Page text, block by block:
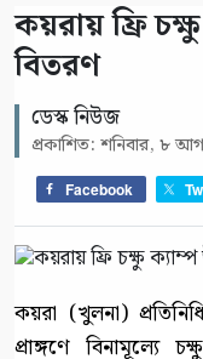
কয়রায় ফ্রি
বিতরণ
ডেস্ক নিউজ
প্রকাশিত: শনিবার, ৮
Facebook
কয়রা (খুলনা)
প্রাঙ্গণে